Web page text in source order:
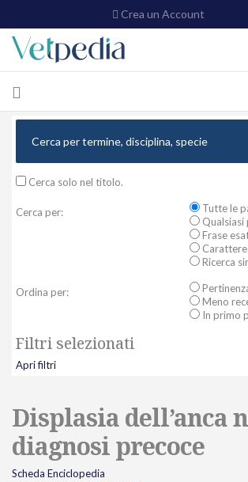
Crea un Account
Cerca solo nel titolo.
Cerca per:
Tutte le
Qualsiasi
Frase
Ricerca
Ordina per:
Meno
In primo
Filtri selezionati
Apri filtri
Displasia dell’anca
diagnosi precoce
Scheda Enciclopedia